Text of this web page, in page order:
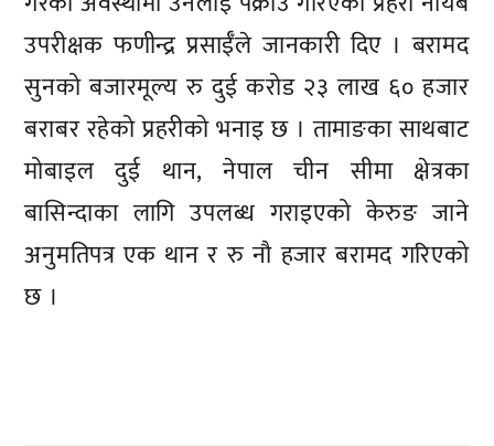
उपरीक्षक फणीन्द्र प्रसाईँले जानकारी दिए । बरामद
सुनको बजारमूल्य रु दुई करोड २३ लाख ६० हजार
बराबर रहेको प्रहरीको भनाइ छ । तामाङका साथबाट
मोबाइल दुई थान, नेपाल चीन सीमा क्षेत्रका
बासिन्दाका लागि उपलब्ध गराइएको केरुङ जाने
अनुमतिपत्र एक थान र रु नौ हजार बरामद गरिएको
छ ।